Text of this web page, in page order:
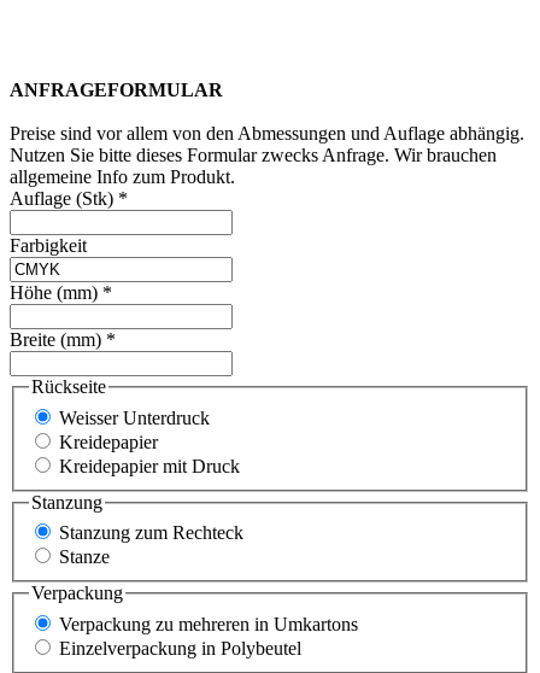
ANFRAGEFORMULAR
Preise sind vor allem von den Abmessungen und Auflage abhängig.
Nutzen Sie bitte dieses Formular zwecks Anfrage. Wir brauchen
allgemeine Info zum Produkt.
Auflage (Stk) *
Farbigkeit
Höhe (mm) *
Breite (mm) *
Rückseite
Weisser Unterdruck
Kreidepapier
Kreidepapier mit Druck
Stanzung
Stanzung zum Rechteck
Stanze
Verpackung
Verpackung zu mehreren in Umkartons
Einzelverpackung in Polybeutel